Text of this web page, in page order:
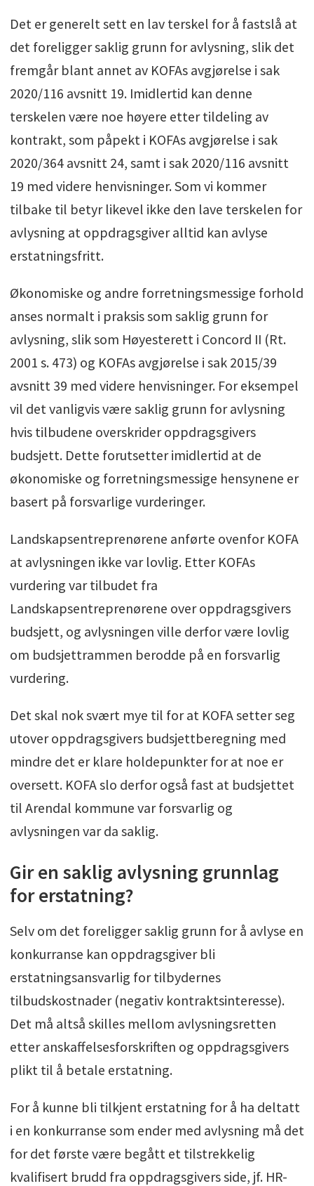
Det er generelt sett en lav terskel for å fastslå at
det foreligger saklig grunn for avlysning, slik det
fremgår blant annet av KOFAs avgjørelse i sak
2020/116 avsnitt 19. Imidlertid kan denne
terskelen være noe høyere etter tildeling av
kontrakt, som påpekt i KOFAs avgjørelse i sak
2020/364 avsnitt 24, samt i sak 2020/116 avsnitt
19 med videre henvisninger. Som vi kommer
tilbake til betyr likevel ikke den lave terskelen for
avlysning at oppdragsgiver alltid kan avlyse
erstatningsfritt.
Økonomiske og andre forretningsmessige forhold
anses normalt i praksis som saklig grunn for
avlysning, slik som Høyesterett i Concord II (Rt.
2001 s. 473) og KOFAs avgjørelse i sak 2015/39
avsnitt 39 med videre henvisninger. For eksempel
vil det vanligvis være saklig grunn for avlysning
hvis tilbudene overskrider oppdragsgivers
budsjett. Dette forutsetter imidlertid at de
økonomiske og forretningsmessige hensynene er
basert på forsvarlige vurderinger.
Landskapsentreprenørene anførte ovenfor KOFA
at avlysningen ikke var lovlig. Etter KOFAs
vurdering var tilbudet fra
Landskapsentreprenørene over oppdragsgivers
budsjett, og avlysningen ville derfor være lovlig
om budsjettrammen berodde på en forsvarlig
vurdering.
Det skal nok svært mye til for at KOFA setter seg
utover oppdragsgivers budsjettberegning med
mindre det er klare holdepunkter for at noe er
oversett. KOFA slo derfor også fast at budsjettet
til Arendal kommune var forsvarlig og
avlysningen var da saklig.
Gir en saklig avlysning grunnlag
for erstatning?
Selv om det foreligger saklig grunn for å avlyse en
konkurranse kan oppdragsgiver bli
erstatningsansvarlig for tilbydernes
tilbudskostnader (negativ kontraktsinteresse).
Det må altså skilles mellom avlysningsretten
etter anskaffelsesforskriften og oppdragsgivers
plikt til å betale erstatning.
For å kunne bli tilkjent erstatning for å ha deltatt
i en konkurranse som ender med avlysning må det
for det første være begått et tilstrekkelig
kvalifisert brudd fra oppdragsgivers side, jf. HR-